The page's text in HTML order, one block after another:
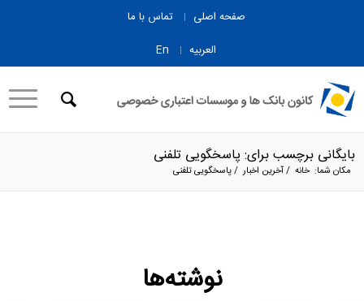
صفحه اصلی
تماس با ما
العربیه
En
بایگانی برچسب برای: پاسخگویی تلفنی
مکان شما: خانه /آخرین اخبار /پاسخگویی تلفنی
نوشته‌ها